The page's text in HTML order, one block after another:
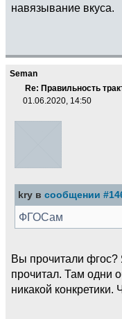
навязывание вкуса.
Seman
Re: Правильность
01.06.2020, 14:50
kry в сообщении
ФГОСам
Вы прочитали фгос?
прочитал. Там одни
никакой конкретики.